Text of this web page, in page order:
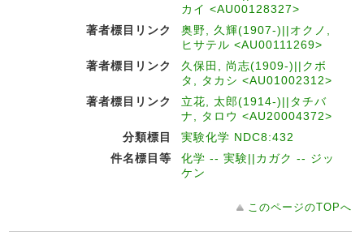
カイ <AU00128327>
著者標目リンク
奥野, 久輝(1907-)||オクノ,
ヒサテル <AU00111269>
著者標目リンク
久保田, 尚志(1909-)||クボ
タ, タカシ <AU01002312>
著者標目リンク
立花, 太郎(1914-)||タチバ
ナ, タロウ <AU20004372>
分類標目
実験化学 NDC8:432
件名標目等
化学 -- 実験||カガク -- ジッ
ケン
このページのTOPへ